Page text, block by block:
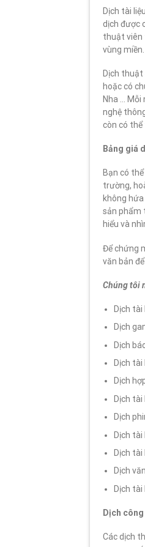
Dịch tài
dịch được
thuật viên
vùng miền.
Dịch thuật
hoặc có
Nha … Mỗi
nghệ
còn có thể
Bảng giá
Bạn có
trường,
không
sản phẩm
hiểu và
Để chứng
văn bản
Chúng tôi
Dịch tài
Dịch
Dịch
Dịch tài
Dịch
Dịch tài
Dịch
Dịch tài
Dịch
Dịch
Dịch
Dịch
Các dịch